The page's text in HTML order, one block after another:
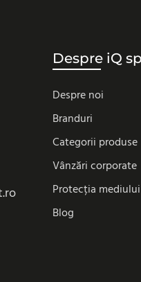
Despre iQ
Despre noi
Branduri
Categorii produse
Vânzări corporate
Protecția mediului
Blog